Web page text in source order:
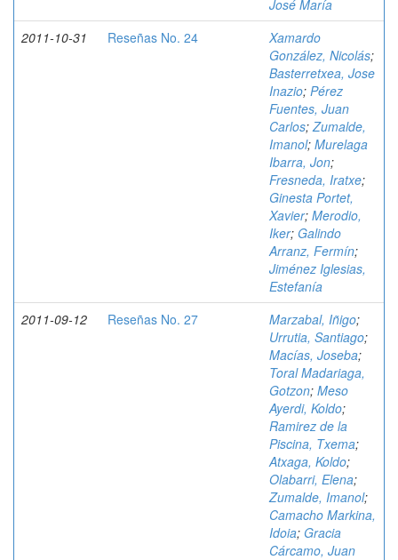
José María
2011-10-31
Reseñas No. 24
Xamardo
González, Nicolás;
Basterretxea, Jose
Inazio; Pérez
Fuentes, Juan
Carlos;Zumalde,
Imanol; Murelaga
Ibarra, Jon;
Fresneda, Iratxe;
Ginesta Portet,
Xavier; Merodio,
Iker; Galindo
Arranz, Fermín;
Jiménez Iglesias,
Estefanía
2011-09-12
Reseñas No. 27 Marzabal, Iñigo;
Urrutia, Santiago;
Macías, Joseba;
Toral Madariaga,
Gotzon; Meso
Ayerdi, Koldo;
Ramirez de la
Piscina, Txema;
Atxaga, Koldo;
Olabarri, Elena;
Zumalde, Imanol;
Camacho Markina,
Idoia; Gracia
Cárcamo, Juan